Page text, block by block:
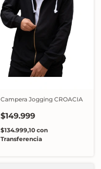
Campera Jogging CROACIA
$149.999
$134.999,10 con
Transferencia